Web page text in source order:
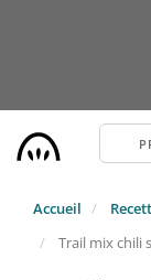
Accueil
Trail mix chili